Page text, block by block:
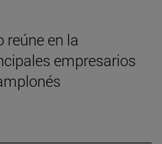
reúne en la
empresarios